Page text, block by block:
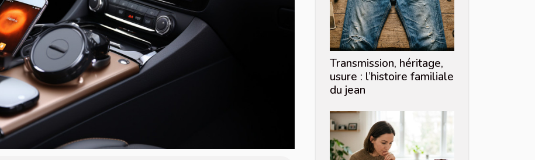
Transmission, héritage,
usure : l’histoire familiale
du jean